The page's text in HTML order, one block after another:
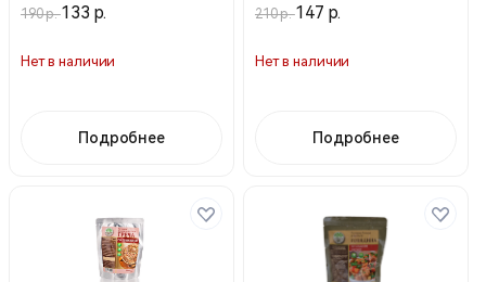
190 р.133 р.
Нет в наличии
Подробнее
210 р.147 р.
Нет в наличии
Подробнее